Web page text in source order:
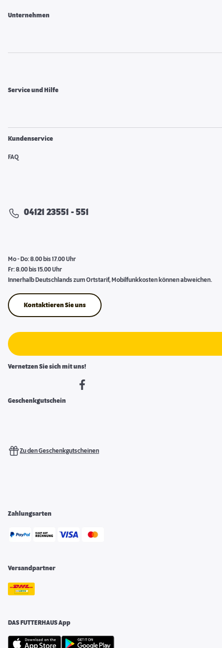
Unternehmen
Service und Hilfe
Kundenservice
FAQ
04121 23551 - 551
Mo - Do: 8.00 bis 17.00 Uhr
Fr: 8.00 bis 15.00 Uhr
Innerhalb Deutschlands zum Ortstarif, Mobilfunkkosten können abweichen.
Kontaktieren Sie uns
Vernetzen Sie sich mit uns!
Geschenkgutschein
Zu den Geschenkgutscheinen
Zahlungsarten
Versandpartner
DAS FUTTERHAUS App